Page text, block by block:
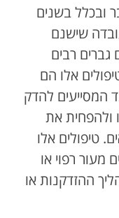
ובכלל בשנים
שישנם
גברים רבים
אלו הם
המסייעים להדק
ולהפחית את
טיפולים אלו
מעור רפוי או
ההזדקנות או